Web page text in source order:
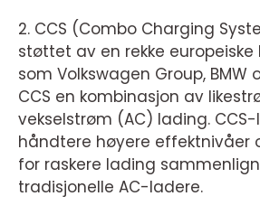
2. CCS (Combo Charging
støttet av en rekke europeiske
som Volkswagen Group, BMW
CCS en kombinasjon av
vekselstrøm (AC) lading.
håndtere høyere effektnivåer
for raskere lading
tradisjonelle AC-ladere.